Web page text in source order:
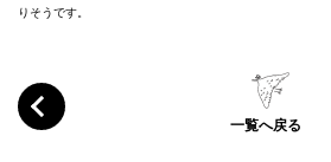
りそうです。
一覧へ戻る